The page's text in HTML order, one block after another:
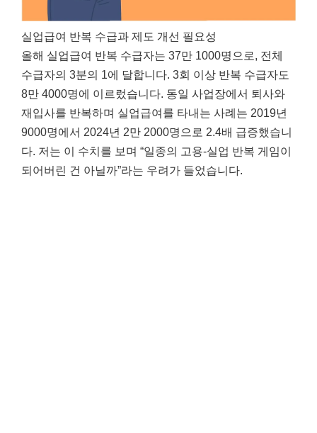
실업급여 반복 수급과 제도 개선 필요성
올해 실업급여 반복 수급자는 37만 1000명으로, 전체
수급자의 3분의 1에 달합니다. 3회 이상 반복 수급자도
8만 4000명에 이르렀습니다. 동일 사업장에서 퇴사와
재입사를 반복하며 실업급여를 타내는 사례는 2019년
9000명에서 2024년 2만 2000명으로 2.4배 급증했습니
다. 저는 이 수치를 보며 “일종의 고용-실업 반복 게임이
되어버린 건 아닐까”라는 우려가 들었습니다.